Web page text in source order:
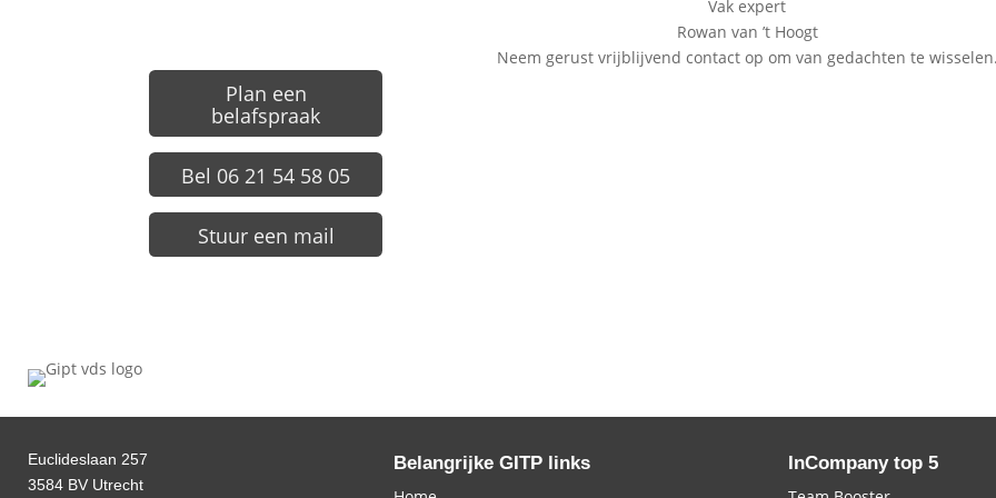
Vak expert
Rowan van ’t Hoogt
Neem gerust vrijblijvend contact op om van gedachten te wisselen.
Plan een
belafspraak
Bel 06 21 54 58 05
Stuur een mail
Euclideslaan 257
3584 BV Utrecht
Belangrijke GITP links
InCompany top 5